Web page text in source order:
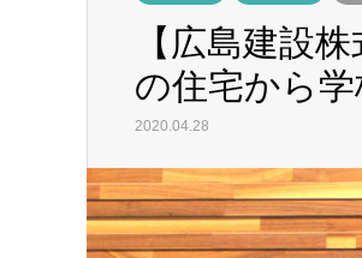
【広島建設
の住宅から
2020.04.28